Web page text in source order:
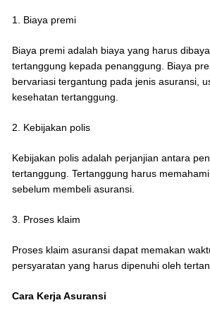
1. Biaya premi
Biaya premi adalah biaya yang harus
tertanggung kepada penanggung. Biaya
bervariasi tergantung pada jenis asuransi,
kesehatan tertanggung.
2. Kebijakan polis
Kebijakan polis adalah perjanjian antara
tertanggung. Tertanggung harus
sebelum membeli asuransi.
3. Proses klaim
Proses klaim asuransi dapat memakan
persyaratan yang harus dipenuhi oleh
Cara Kerja Asuransi